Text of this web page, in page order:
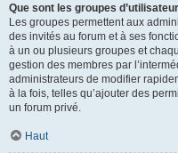
Que sont les groupes
Les groupes permettent aux
des invités au forum et à ses
à un ou plusieurs groupes et
gestion des membres par
administrateurs de modifier
à la fois, telles qu’ajouter des
un forum privé.
Haut